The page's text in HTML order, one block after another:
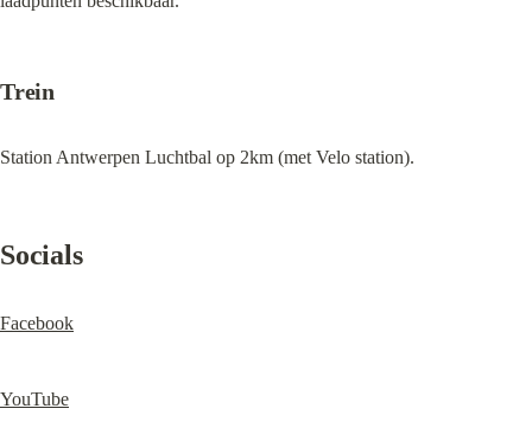
Trein
Station Antwerpen Luchtbal op 2km (met Velo station).
Socials
Facebook
YouTube